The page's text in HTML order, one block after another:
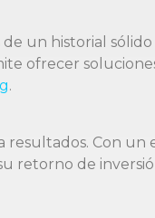
un historial
ofrecer
.
Con un
retorno de